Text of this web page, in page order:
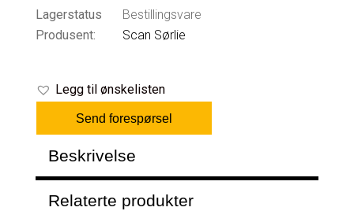
Lagerstatus
Bestillingsvare
Produsent:
Scan Sørlie
Legg til ønskelisten
Send forespørsel
Beskrivelse
Relaterte produkter